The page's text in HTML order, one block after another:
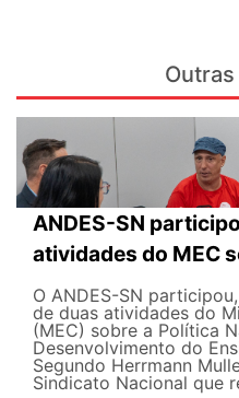
ANDES-SN
atividades do MEC
O ANDES-SN
de duas atividades do
(MEC) sobre a Política
Desenvolvimento do
Segundo Herrmann
Sindicato Nacional que